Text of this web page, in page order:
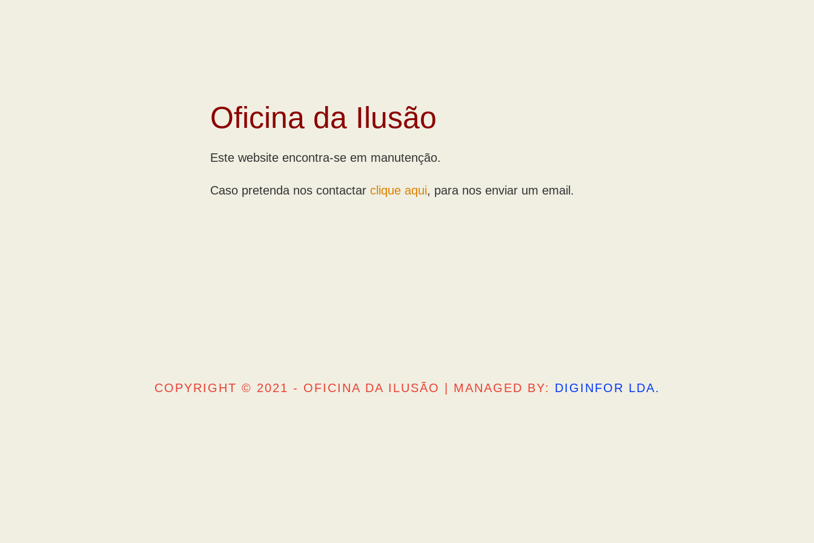
Oficina da Ilusão
Este website encontra-se em manutenção.
Caso pretenda nos contactar clique aqui, para nos enviar um email.
COPYRIGHT © 2021 - OFICINA DA ILUSÃO | MANAGED BY: DIGINFOR LDA.